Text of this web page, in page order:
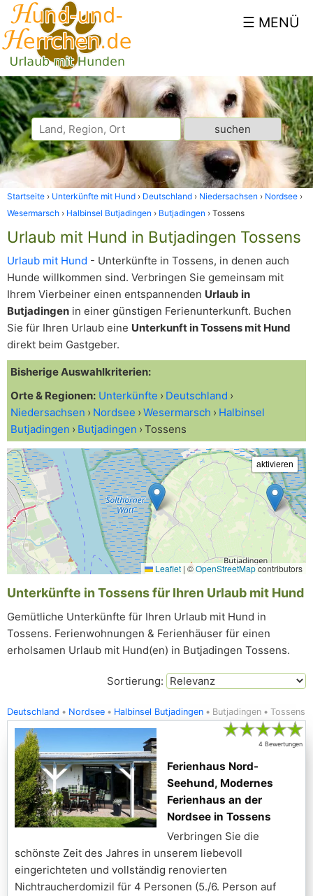
Startseite Unterkünfte mit Hund Deutschland Niedersachsen
Nordsee
Wesermarsch
Halbinsel Butjadingen Butjadingen Tossens
Urlaub mit Hund in Butjadingen Tossens
Urlaub mit Hund - Unterkünfte in Tossens, in denen auch
Hunde willkommen sind. Verbringen Sie gemeinsam mit
Ihrem Vierbeiner einen entspannenden Urlaub in
Butjadingen in einer günstigen Ferienunterkunft. Buchen
Sie für Ihren Urlaub eine Unterkunft in Tossens mit Hund
direkt beim Gastgeber.
Bisherige Auswahlkriterien:
Orte & Regionen: Unterkünfte
Deutschland
Niedersachsen
Nordsee Wesermarsch
Halbinsel
Butjadingen
Butjadingen Tossens
Leaflet | ©OpenStreetMapcontributors
Unterkünfte in Tossens für Ihren Urlaub mit Hund
Gemütliche Unterkünfte für Ihren Urlaub mit Hund in
Tossens. Ferienwohnungen & Ferienhäuser für einen
erholsamen Urlaub mit Hund(en) in Butjadingen Tossens.
Sortierung:
Deutschland Nordsee Halbinsel Butjadingen Butjadingen Tossens
★★★★★
4 Bewertungen
Ferienhaus Nord-
Seehund, Modernes
Ferienhaus an der
Nordsee in Tossens
Verbringen Sie die
schönste Zeit des Jahres in unserem liebevoll
eingerichteten und vollständig renovierten
Nichtraucherdomizil für 4 Personen (5./6. Person auf